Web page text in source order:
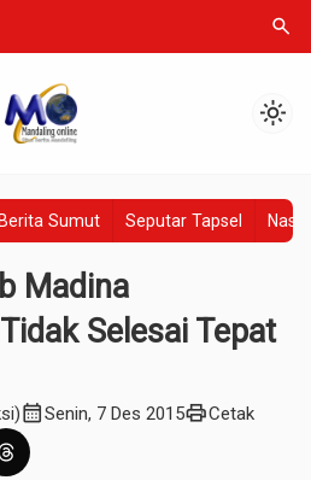
search
light_mode
Berita Sumut Seputar Tapsel
Madina
Selesai Tepat
calendar_monthSenin, 7 Des 2015printCetak